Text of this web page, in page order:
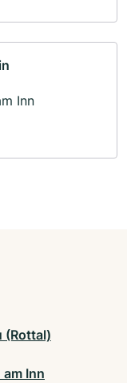
Inn
(Rottal)
Inn